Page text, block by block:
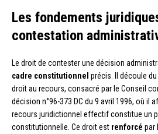
Les fondements
contestation
Le droit de contester une décision
cadre constitutionnel précis. Il découle
droit au recours, consacré par le Conseil
décision n°96-373 DC du 9 avril 1996, où il
recours juridictionnel effectif constitue un
constitutionnelle. Ce droit est renforcé par